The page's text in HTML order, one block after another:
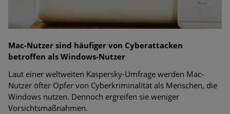
Mac-Nutzer sind häufiger von Cyberattacken
betroffen als Windows-Nutzer
Laut einer weltweiten Kaspersky-Umfrage werden Mac-
Nutzer öfter Opfer von Cyberkriminalität als Menschen, die
Windows nutzen. Dennoch ergreifen sie weniger
Vorsichtsmaßnahmen.